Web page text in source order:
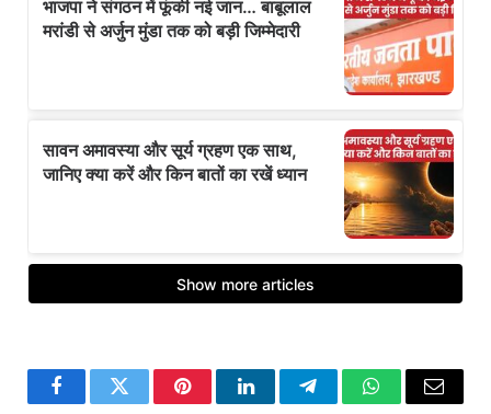
FacebookTwitter PinterestLinkedInTelegramWhatsApp
Email